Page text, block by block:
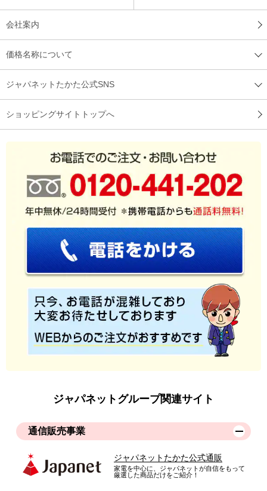
会社案内
価格名称について
ジャパネットたかた公式SNS
ショッピングサイトトップへ
ジャパネットグループ関連サイト
通信販売事業
ジャパネットたかた公式通販
家電を中心に、ジャパネットが自信をもって
厳選した商品だけをご紹介！